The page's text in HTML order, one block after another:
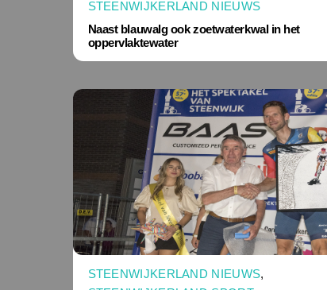
STEENWIJKERLAND NIEUWS
Naast blauwalg ook zoetwaterkwal in het
oppervlaktewater
STEENWIJKERLAND NIEUWS,